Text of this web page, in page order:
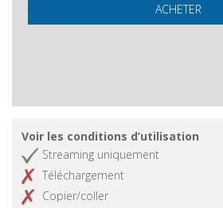
ACHETER
Voir les conditions d’utilisation
Streaming uniquement
Téléchargement
Copier/coller